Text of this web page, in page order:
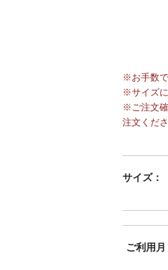
※お手数で
※サイズに
※ご注文
注文くだ
サイズ：
ご利用月